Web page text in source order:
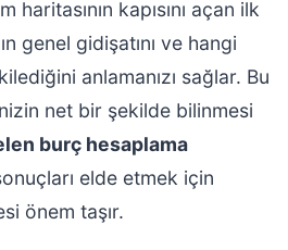
kapısını açan ilk
genel gidişatını ve hangi
anlamanızı sağlar. Bu
net bir şekilde bilinmesi
burç hesaplama
elde etmek için
önem taşır.